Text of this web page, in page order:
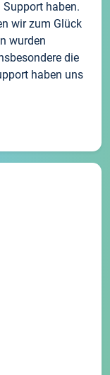
haben.
wir zum Glück
wurden
die
haben uns